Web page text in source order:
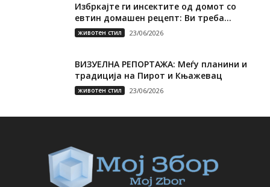
Избркајте ги инсектите од домот со
евтин домашен рецепт: Ви треба...
животен стил 23/06/2026
ВИЗУЕЛНА РЕПОРТАЖА: Меѓу планини и
традиција на Пирот и Књажевац
животен стил 23/06/2026